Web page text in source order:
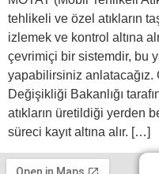
tehlikeli ve özel atıkların
izlemek ve kontrol altına
çevrimiçi bir sistemdir, bu
yapabilirsiniz
Değişikliği Bakanlığı
atıkların üretildiği yerden
süreci kayıt altına alır. […]